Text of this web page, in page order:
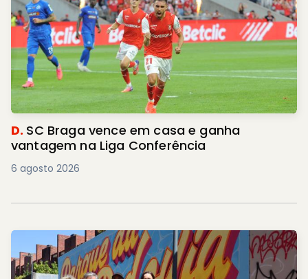
D. SC Braga vence em casa e ganha
vantagem na Liga Conferência
6 agosto 2026